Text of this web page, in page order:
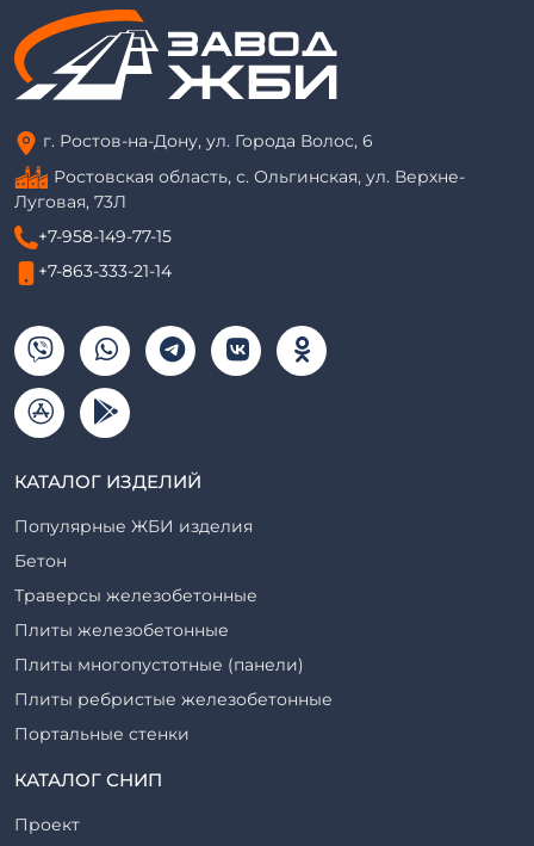
г. Ростов-на-Дону, ул. Города Волос, 6
Ростовская область, с. Ольгинская, ул. Верхне-
Луговая, 73Л
+7-958-149-77-15
+7-863-333-21-14
КАТАЛОГ ИЗДЕЛИЙ
Популярные ЖБИ изделия
Бетон
Траверсы железобетонные
Плиты железобетонные
Плиты многопустотные (панели)
Плиты ребристые железобетонные
Портальные стенки
Прогоны железобетонные
Ригели железобетонные
КАТАЛОГ СНИП
Проект